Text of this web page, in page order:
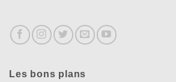
Les bons plans